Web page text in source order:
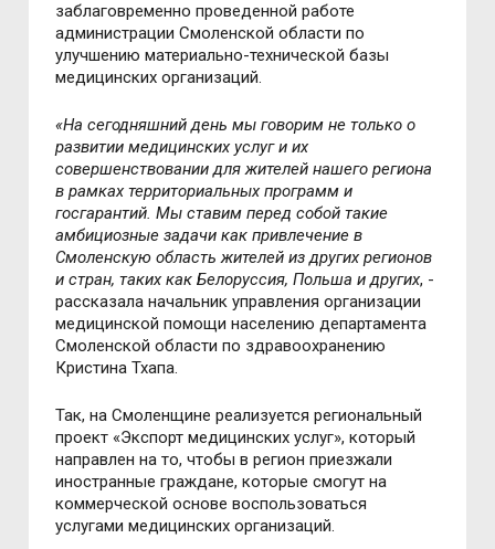
заблаговременно проведенной работе
администрации Смоленской области по
улучшению материально-технической базы
медицинских организаций.
«На сегодняшний день мы говорим не только о
развитии медицинских услуг и их
совершенствовании для жителей нашего региона
в рамках территориальных программ и
госгарантий. Мы ставим перед собой такие
амбициозные задачи как привлечение в
Смоленскую область жителей из других регионов
и стран, таких как Белоруссия, Польша и других, -
рассказала начальник управления организации
медицинской помощи населению департамента
Смоленской области по здравоохранению
Кристина Тхапа.
Так, на Смоленщине реализуется региональный
проект «Экспорт медицинских услуг», который
направлен на то, чтобы в регион приезжали
иностранные граждане, которые смогут на
коммерческой основе воспользоваться
услугами медицинских организаций.